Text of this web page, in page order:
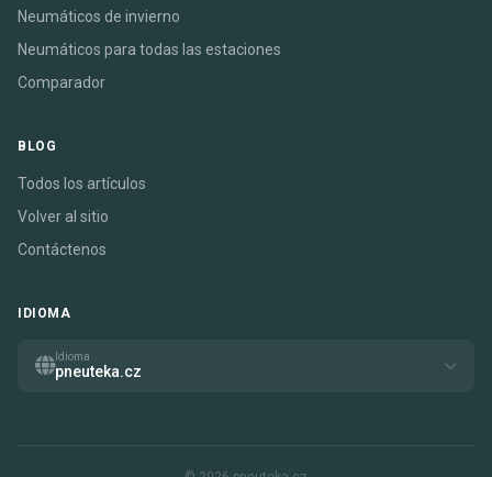
Neumáticos de invierno
Neumáticos para todas las estaciones
Comparador
BLOG
Todos los artículos
Volver al sitio
Contáctenos
IDIOMA
Idioma
pneuteka.cz